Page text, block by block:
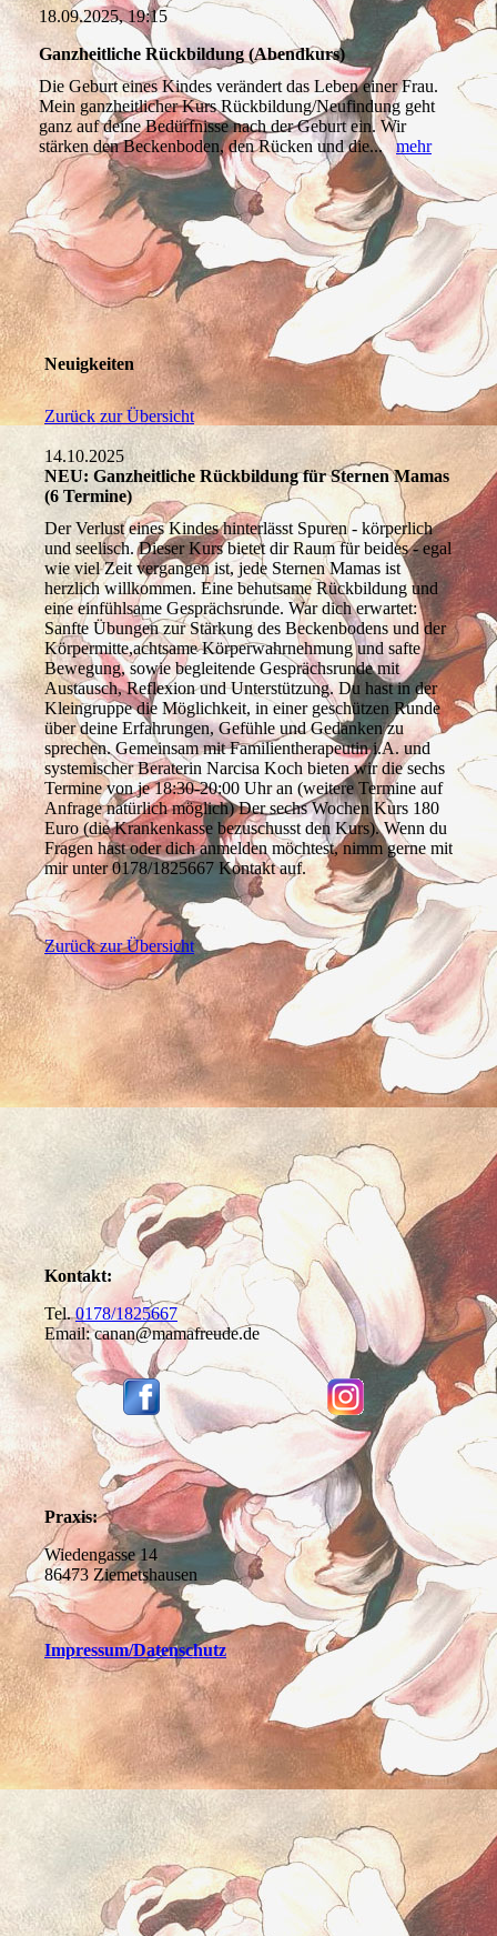
18.09.2025, 19:15
Ganzheitliche Rückbildung (Abendkurs)
Die Geburt eines Kindes verändert das Leben einer Frau.
Mein ganzheitlicher Kurs Rückbildung/Neufindung geht
ganz auf deine Bedürfnisse nach der Geburt ein. Wir
stärken den Beckenboden, den Rücken und die...mehr
Neuigkeiten
Zurück zur Übersicht
14.10.2025
NEU: Ganzheitliche Rückbildung für Sternen Mamas
(6 Termine)
Der Verlust eines Kindes hinterlässt Spuren - körperlich
und seelisch. Dieser Kurs bietet dir Raum für beides - egal
wie viel Zeit vergangen ist, jede Sternen Mamas ist
herzlich willkommen. Eine behutsame Rückbildung und
eine einfühlsame Gesprächsrunde. War dich erwartet:
Sanfte Übungen zur Stärkung des Beckenbodens und der
Körpermitte,achtsame Körperwahrnehmung und safte
Bewegung, sowie begleitende Gesprächsrunde mit
Austausch, Reflexion und Unterstützung. Du hast in der
Kleingruppe die Möglichkeit, in einer geschützen Runde
über deine Erfahrungen, Gefühle und Gedanken zu
sprechen. Gemeinsam mit Familientherapeutin i.A. und
systemischer Beraterin Narcisa Koch bieten wir die sechs
Termine von je 18:30-20:00 Uhr an (weitere Termine auf
Anfrage natürlich möglich) Der sechs Wochen Kurs 180
Euro (die Krankenkasse bezuschusst den Kurs). Wenn du
Fragen hast oder dich anmelden möchtest, nimm gerne mit
mir unter 0178/1825667 Kontakt auf.
Zurück zur Übersicht
Kontakt:
Tel.0178/1825667
Email: canan@mamafreude.de
Praxis:
Wiedengasse 14
86473 Ziemetshausen
Impressum/Datenschutz